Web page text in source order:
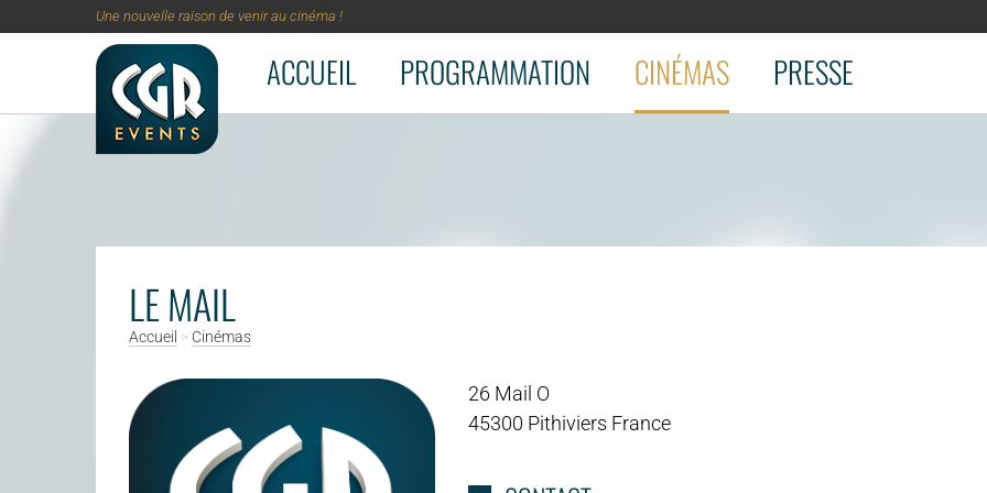
Aller au contenu principal
Une nouvelle raison de venir au cinéma !
ACCUEIL PROGRAMMATION CINÉMAS PRESSE
LE MAIL
Accueil > Cinémas
26 Mail O
45300 Pithiviers France